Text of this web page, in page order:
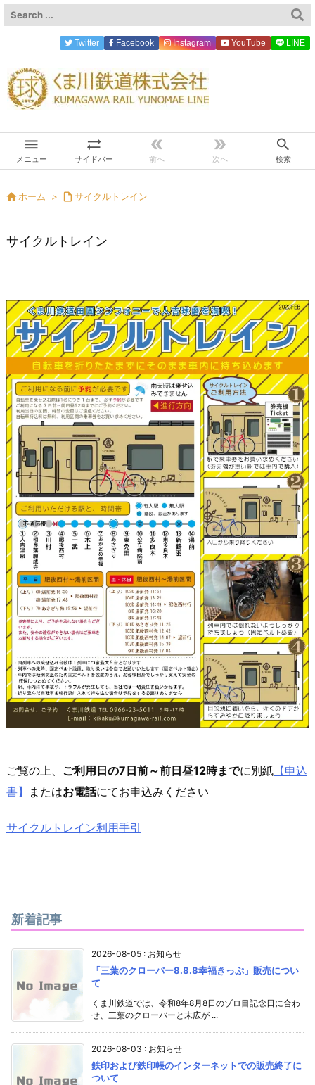

メニュー

サイドバー

前へ

次へ

検索
Twitter Facebook Instagram YouTube LINE
 ホーム >  サイクルトレイン
サイクルトレイン
ご覧の上、 ご利用日の7日前～前日昼12時までに別紙 【申込
書】
またはお電話にてお申込みください
サイクルトレイン利用手引
新着記事
2026-08-05 : お知らせ
「三葉のクローバー8.8.8幸福きっぷ」販売につい
て
くま川鉄道では、令和8年8月8日のゾロ目記念日に合わ
せ、三葉のクローバーと末広が ...
2026-08-03 : お知らせ
鉄印および鉄印帳のインターネットでの販売終了に
ついて